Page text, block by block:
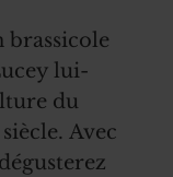
lui-
du
Avec